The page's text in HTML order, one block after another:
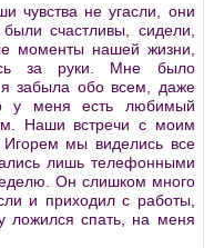
чувства не угасли, они
счастливы, сидели,
моменты нашей жизни,
за руки. Мне было
забыла обо всем, даже
у меня есть любимый
Наши встречи с моим
мы виделись все
лишь телефонными
Он слишком много
и приходил с работы,
ложился спать, на меня